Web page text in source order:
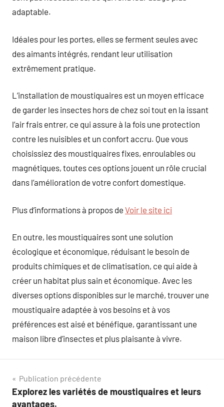
adaptable.
Idéales pour les portes, elles se ferment seules avec
des aimants intégrés, rendant leur utilisation
extrêmement pratique.
L’installation de moustiquaires est un moyen efficace
de garder les insectes hors de chez soi tout en la issant
l’air frais entrer, ce qui assure à la fois une protection
contre les nuisibles et un confort accru. Que vous
choisissiez des moustiquaires fixes, enroulables ou
magnétiques, toutes ces options jouent un rôle crucial
dans l’amélioration de votre confort domestique.
Plus d’informations à propos de Voir le site ici
En outre, les moustiquaires sont une solution
écologique et économique, réduisant le besoin de
produits chimiques et de climatisation, ce qui aide à
créer un habitat plus sain et économique. Avec les
diverses options disponibles sur le marché, trouver une
moustiquaire adaptée à vos besoins et à vos
préférences est aisé et bénéfique, garantissant une
maison libre d’insectes et plus plaisante à vivre.
Navigation
de
Publication précédente
Explorez les variétés de moustiquaires et leurs
avantages.